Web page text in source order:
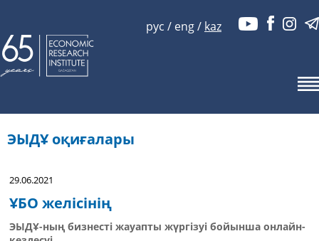
рус / eng/ kaz
ЭЫДҰ оқиғалары
29.06.2021
ҰБО желісінің
ЭЫДҰ-ның бизнесті жауапты жүргізуі бойынша онлайн-